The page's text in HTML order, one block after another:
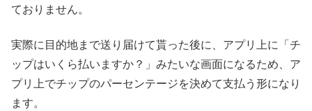
ておりません。
実際に目的地まで送り届けて貰った後に、アプリ上に「チ
ップはいくら払いますか？」みたいな画面になるため、ア
プリ上でチップのパーセンテージを決めて支払う形になり
ます。